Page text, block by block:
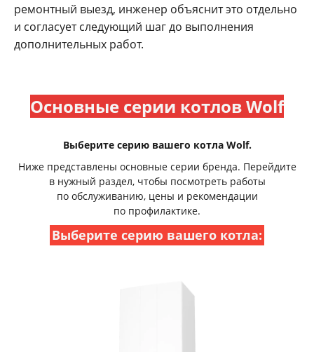
ремонтный выезд, инженер объяснит это отдельно
и согласует следующий шаг до выполнения
дополнительных работ.
Основные серии котлов Wolf
Выберите серию вашего котла Wolf.
Ниже представлены основные серии бренда. Перейдите
в нужный раздел, чтобы посмотреть работы
по обслуживанию, цены и рекомендации
по профилактике.
Выберите серию вашего котла: